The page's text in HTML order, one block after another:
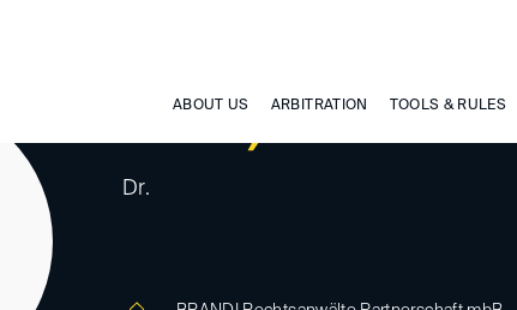
ABOUT US ARBITRATION TOOLS & RULES
Bähr, Robert
Dr.